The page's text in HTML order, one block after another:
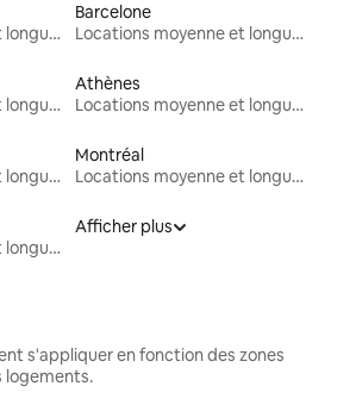
Locations moyenne et longue durée
Barcelone
Locations moyenne et longue durée
Locations moyenne et longue durée
Athènes
Locations moyenne et longue durée
Locations moyenne et longue durée
Montréal
Locations moyenne et longue durée
Locations moyenne et longue durée
Afficher plus
s'appliquer en fonction des zones
logements.